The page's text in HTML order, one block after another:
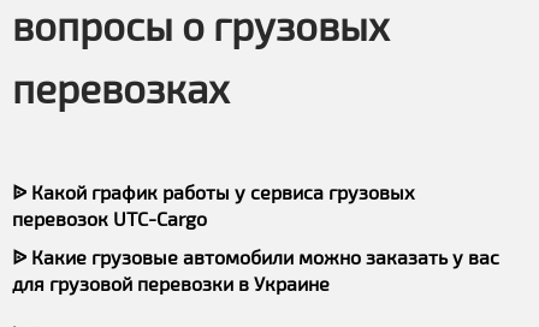
вопросы о грузовых
перевозках
ᐉ Какой график работы у сервиса грузовых
перевозок UTC-Cargo
ᐉ Какие грузовые автомобили можно заказать у вас
для грузовой перевозки в Украине